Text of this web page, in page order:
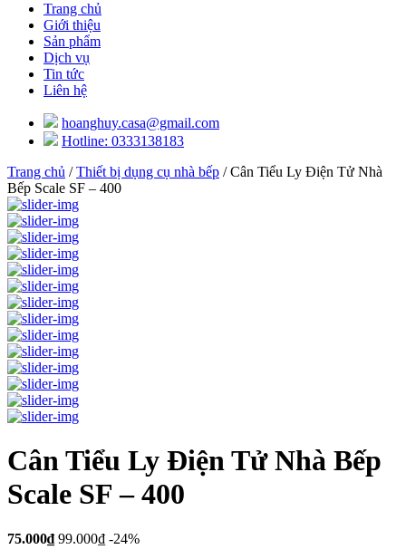
Trang chủ
Giới thiệu
Sản phẩm
Dịch vụ
Tin tức
Liên hệ
hoanghuy.casa@gmail.com
Hotline: 0333138183
Trang chủ /Thiết bị dụng cụ nhà bếp / Cân Tiểu Ly Điện Tử Nhà
Bếp Scale SF – 400
Cân Tiểu Ly Điện Tử Nhà Bếp
Scale SF – 400
75.000₫ 99.000₫ -24%